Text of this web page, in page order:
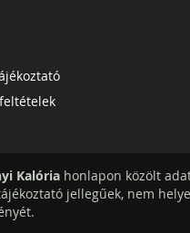
Kalória honlapon közölt
jellegűek, nem